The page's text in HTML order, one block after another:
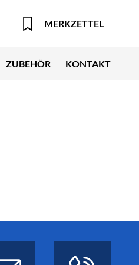
MERKZETTEL
ZUBEHÖR KONTAKT